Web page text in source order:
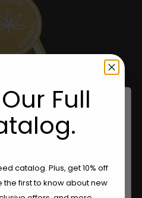
VS
18 Or Over?
of our website is reserved for
Full
catalog. Plus, get 10% off
the first to know about new